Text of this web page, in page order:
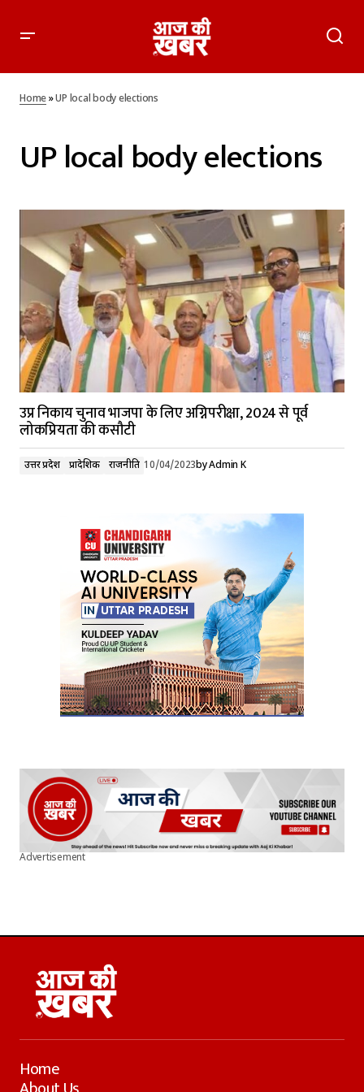
Home»UP local body elections
UP local body elections
उप्र निकाय चुनाव भाजपा के लिए अग्निपरीक्षा, 2024 से पूर्व
लोकप्रियता की कसौटी
उत्तर प्रदेश प्रादेशिक राजनीति 10/04/2023byAdmin K
Advertisement
Home